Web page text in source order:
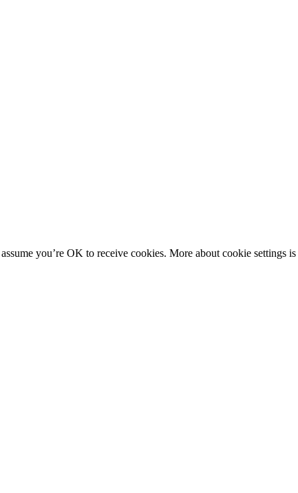
you’re OK to receive cookies. More about cookie settings